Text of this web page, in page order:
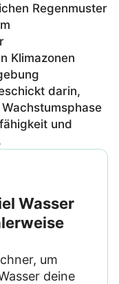
Regenmuster
Klimazonen
darin,
und
Wasser
um
deine